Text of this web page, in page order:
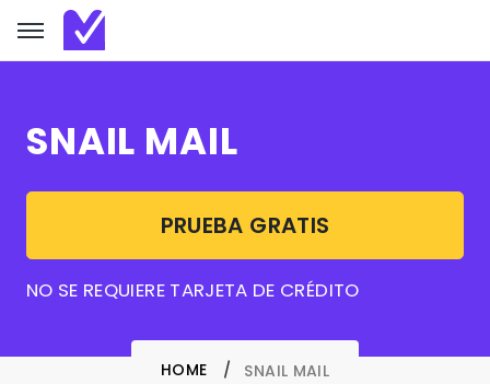
SNAIL MAIL
PRUEBA GRATIS
NO SE REQUIERE TARJETA DE CRÉDITO
HOME SNAIL MAIL